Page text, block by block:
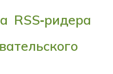
RSS‑ридера